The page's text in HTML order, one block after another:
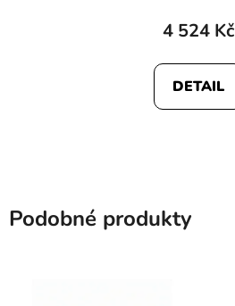
4 524 Kč
DETAIL
Podobné produkty